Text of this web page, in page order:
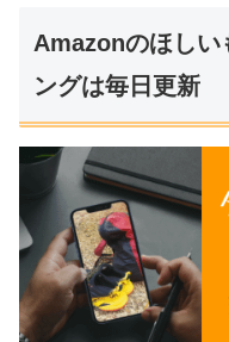
Amazonのほしい
ングは毎日更新